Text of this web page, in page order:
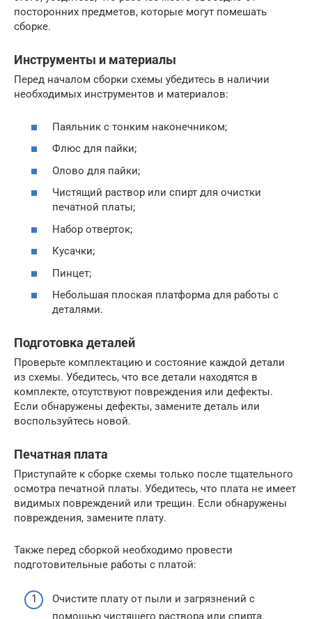
посторонних предметов, которые могут помешать
сборке.
Инструменты и материалы
Перед началом сборки схемы убедитесь в наличии
необходимых инструментов и материалов:
Паяльник с тонким наконечником;
Флюс для пайки;
Олово для пайки;
Чистящий раствор или спирт для очистки
печатной платы;
Набор отверток;
Кусачки;
Пинцет;
Небольшая плоская платформа для работы с
деталями.
Подготовка деталей
Проверьте комплектацию и состояние каждой детали
из схемы. Убедитесь, что все детали находятся в
комплекте, отсутствуют повреждения или дефекты.
Если обнаружены дефекты, замените деталь или
воспользуйтесь новой.
Печатная плата
Приступайте к сборке схемы только после тщательного
осмотра печатной платы. Убедитесь, что плата не имеет
видимых повреждений или трещин. Если обнаружены
повреждения, замените плату.
Также перед сборкой необходимо провести
подготовительные работы с платой:
Очистите плату от пыли и загрязнений с
помощью чистящего раствора или спирта.